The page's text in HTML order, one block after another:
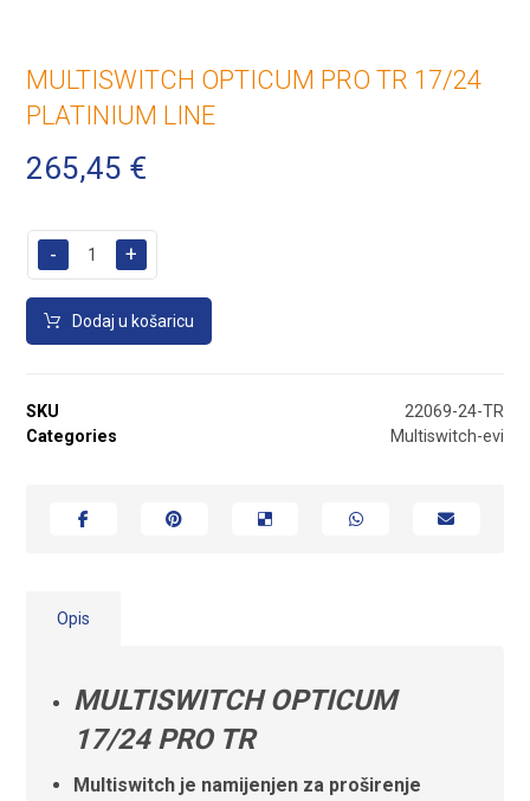
MULTISWITCH OPTICUM PRO TR 17/24
PLATINIUM LINE
265,45 €
- +
Dodaj u košaricu
SKU
22069-24-TR
Categories
Multiswitch-evi
Opis
MULTISWITCH OPTICUM
17/24 PRO TR
Multiswitch je namijenjen za proširenje